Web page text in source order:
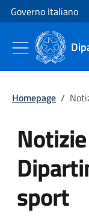
Vai al contenuto
Vai alla navigazione
Governo Italiano
Homepage /
sport